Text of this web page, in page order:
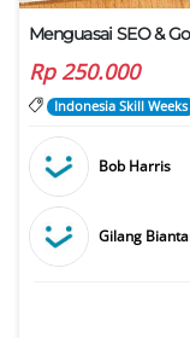
Menguasai SEO &
Rp 250.000
Indonesia Skill Weeks
Bob Harris
Gilang